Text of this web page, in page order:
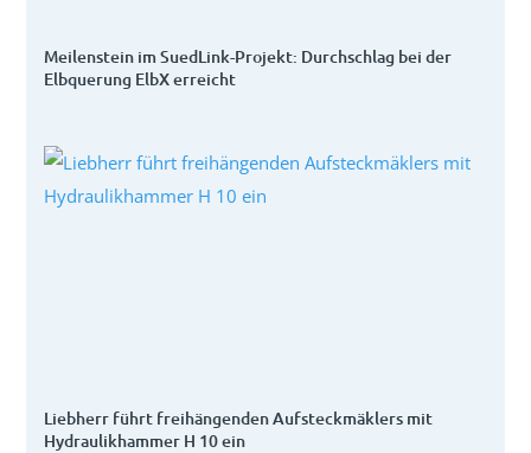
Meilenstein im SuedLink-Projekt: Durchschlag bei der
Elbquerung ElbX erreicht
Liebherr führt freihängenden Aufsteckmäklers mit
Hydraulikhammer H 10 ein